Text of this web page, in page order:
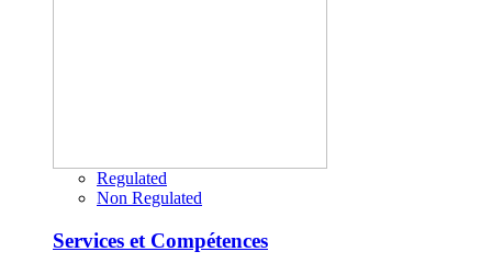
Regulated
Non Regulated
Services et Compétences